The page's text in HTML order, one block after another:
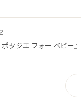
ポタジエ フォー ベビー